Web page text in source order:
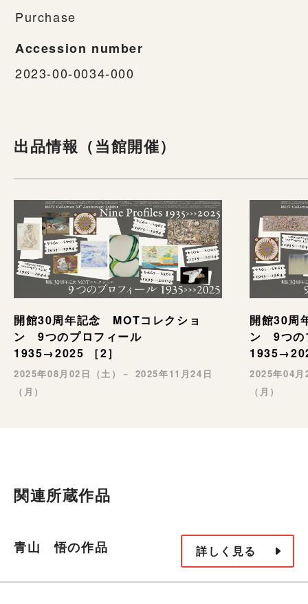
Purchase
Accession number
2023-00-0034-000
出品情報（当館開催）
開館30周年記念 MOTコレクショ
ン 9つのプロフィール
1935→2025 ［2］
2025年08月02日（土）－ 2025年11月24日
（月）
開館30周
ン 9つ
2025年04
（月）
関連所蔵作品
青山 悟の作品 詳しく見る